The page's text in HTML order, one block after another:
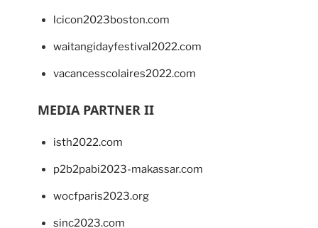
lcicon2023boston.com
waitangidayfestival2022.com
vacancesscolaires2022.com
MEDIA PARTNER II
isth2022.com
p2b2pabi2023-makassar.com
wocfparis2023.org
sinc2023.com